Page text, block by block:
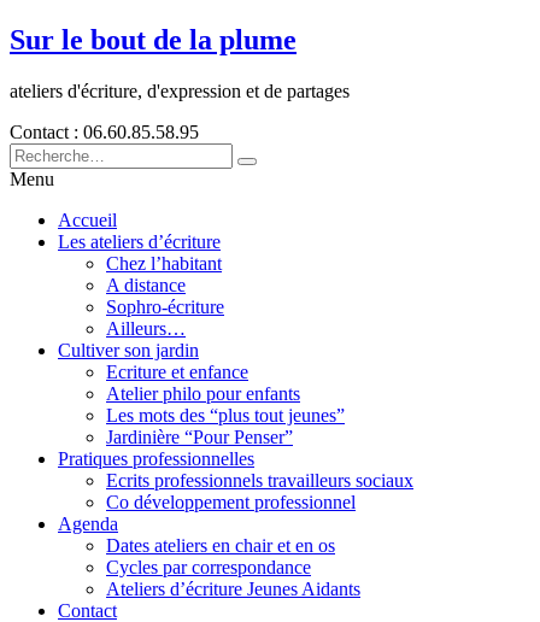
Sur le bout de la plume
ateliers d'écriture, d'expression et de partages
Contact : 06.60.85.58.95
Menu
Accueil
Les ateliers d’écriture
Chez l’habitant
A distance
Sophro-écriture
Ailleurs…
Cultiver son jardin
Ecriture et enfance
Atelier philo pour enfants
Les mots des “plus tout jeunes”
Jardinière “Pour Penser”
Pratiques professionnelles
Ecrits professionnels travailleurs sociaux
Co développement professionnel
Agenda
Dates ateliers en chair et en os
Cycles par correspondance
Ateliers d’écriture Jeunes Aidants
Contact